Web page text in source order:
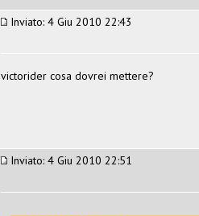
Inviato: 4 Giu 2010 22:43
victorider cosa dovrei mettere?
Inviato: 4 Giu 2010 22:51